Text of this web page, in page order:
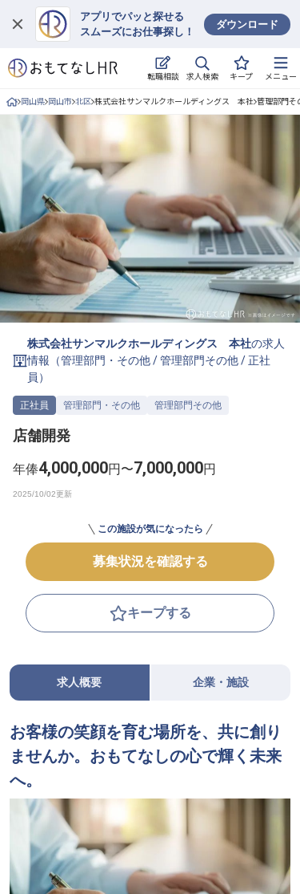
アプリでパッと探せる
スムーズにお仕事探し！
ダウンロード
転職相談 求人検索 キープ メニュー
ログイン
求人・施設を探す
キープした求人
就職・転職 合同説明会
おもてなしHRについて
ご利用の流れ
よくある質問
ホテル・宿泊業界情報コラム
岡山県 岡山市 北区 株式会社サンマルクホールディングス 本社 管理部門そ
株式会社サンマルクホールディングス 本社の求人
情報（管理部門・その他/管理部門その他/正社
員 ）
正社員 管理部門・その他 管理部門その他
店舗開発
年俸4,000,000円〜7,000,000円
この施設が気になったら
募集状況を確認する
キープする
求人概要 企業・施設
お客様の笑顔を育む場所を、共に創り
ませんか。おもてなしの心で輝く未来
へ。